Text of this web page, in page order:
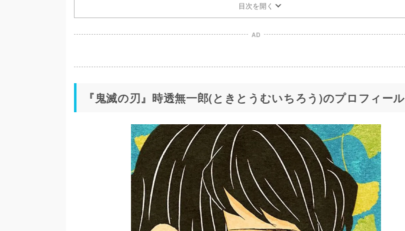
目次を開く
AD
『鬼滅の刃』時透無一郎(ときとうむいちろう)のプロフィール